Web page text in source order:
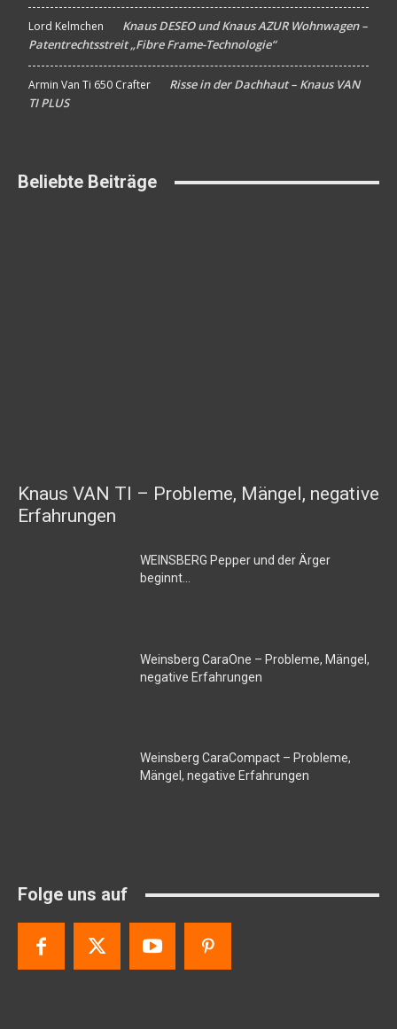
Lord Kelmchen
Knaus DESEO und Knaus AZUR Wohnwagen –
Patentrechtsstreit „Fibre Frame-Technologie“
Armin Van Ti 650 Crafter
Risse in der Dachhaut – Knaus VAN
TI PLUS
Beliebte Beiträge
Knaus VAN TI – Probleme, Mängel, negative
Erfahrungen
WEINSBERG Pepper und der Ärger
beginnt…
Weinsberg CaraOne – Probleme, Mängel,
negative Erfahrungen
Weinsberg CaraCompact – Probleme,
Mängel, negative Erfahrungen
Folge uns auf